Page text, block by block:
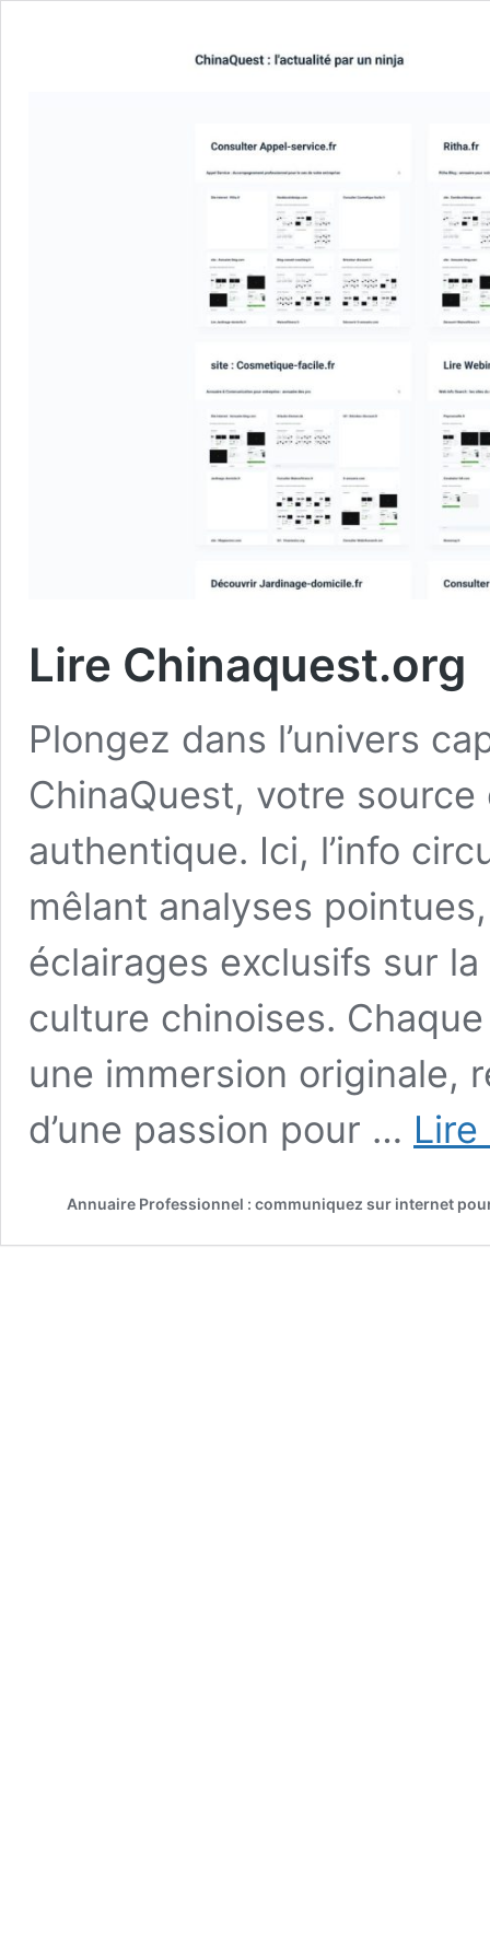
Lire Chinaquest.org
Plongez dans l’univers
ChinaQuest, votre source
authentique. Ici, l’info
mêlant analyses
éclairages exclusifs sur
culture chinoises.
une immersion originale,
d’une passion pour …
Annuaire Professionnel : communiquez sur internet